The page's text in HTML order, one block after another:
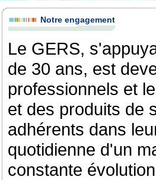
Notre engagement
Le GERS,
de 30 ans, est
professionnels et
et des produits de
adhérents dans
quotidienne d'un
constante